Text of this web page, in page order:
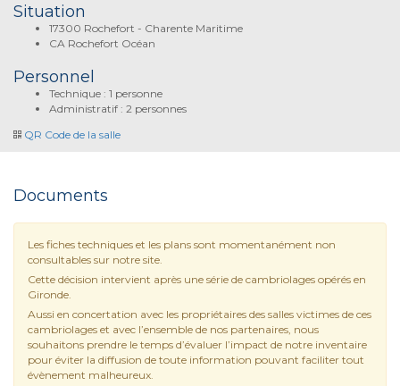
Situation
17300 Rochefort - Charente Maritime
CA Rochefort Océan
Personnel
Technique : 1 personne
Administratif : 2 personnes
QR Code de la salle
Documents
Les fiches techniques et les plans sont momentanément non
consultables sur notre site.
Cette décision intervient après une série de cambriolages opérés en
Gironde.
Aussi en concertation avec les propriétaires des salles victimes de ces
cambriolages et avec l’ensemble de nos partenaires, nous
souhaitons prendre le temps d’évaluer l’impact de notre inventaire
pour éviter la diffusion de toute information pouvant faciliter tout
évènement malheureux.